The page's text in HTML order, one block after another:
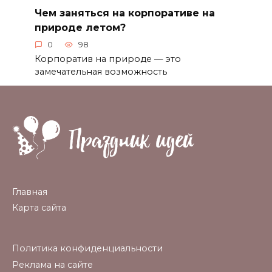
Чем заняться на корпоративе на
природе летом?
0 98
Корпоратив на природе — это
замечательная возможность
Главная
Карта сайта
Политика конфиденциальности
Реклама на сайте